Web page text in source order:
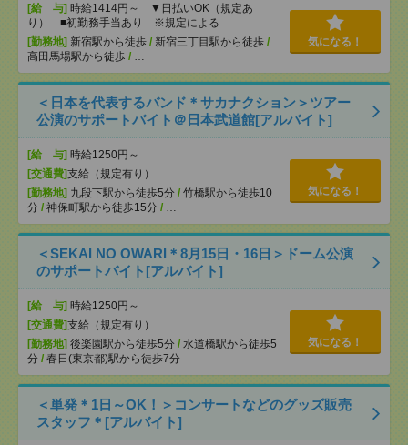
[給 与] 時給1414円～ ▼日払いOK（規定あ
り） ■初勤務手当あり ※規定による
[勤務地] 新宿駅から徒歩 / 新宿三丁目駅から徒歩 /
高田馬場駅から徒歩 /
気になる！
＜日本を代表するバンド＊サカナクション＞ツアー
公演のサポートバイト＠日本武道館[アルバイト]
[給 与] 時給1250円～
[交通費]支給（規定有り）
[勤務地] 九段下駅から徒歩5分 / 竹橋駅から徒歩10
分 / 神保町駅から徒歩15分 /
気になる！
＜SEKAI NO OWARI＊8月15日・16日＞ドーム公演
のサポートバイト[アルバイト]
[給 与] 時給1250円～
[交通費]支給（規定有り）
[勤務地] 後楽園駅から徒歩5分 / 水道橋駅から徒歩5
分 / 春日(東京都)駅から徒歩7分
気になる！
＜単発＊1日～OK！＞コンサートなどのグッズ販売
スタッフ＊[アルバイト]